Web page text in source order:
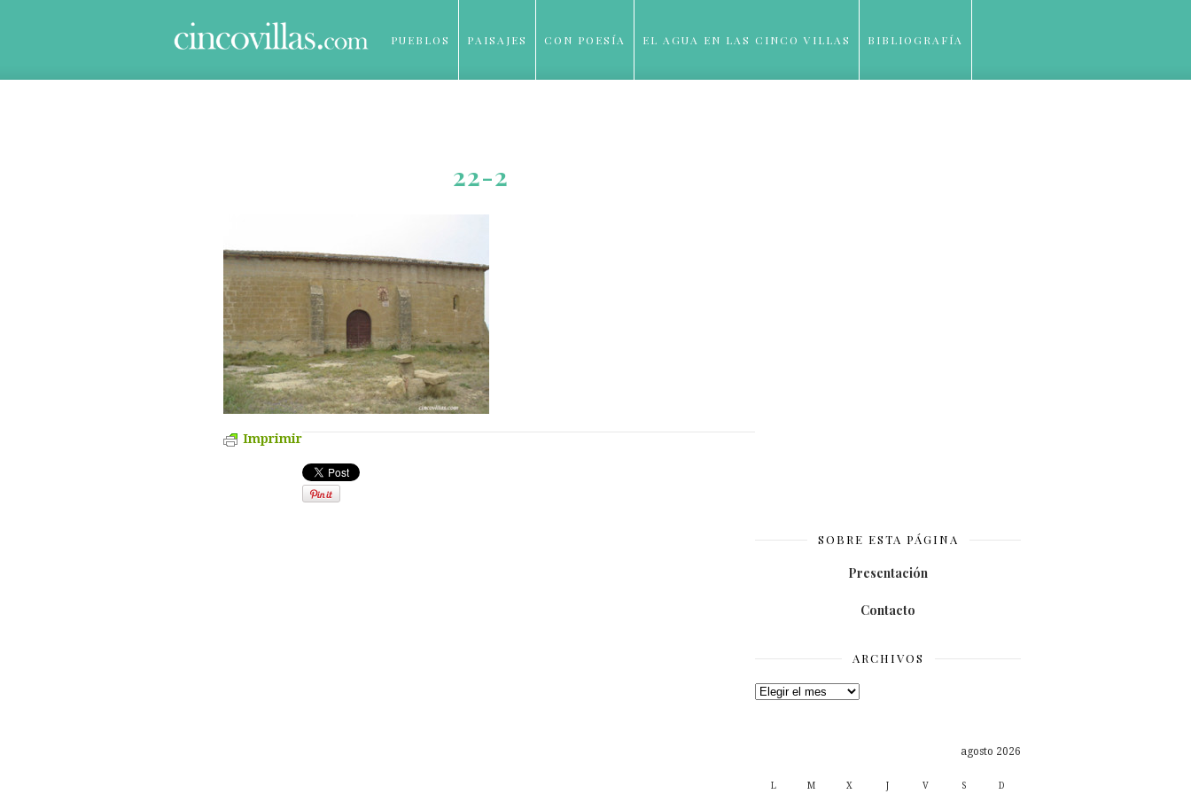
PUEBLOS PAISAJES CON POESÍA EL AGUA EN LAS CINCO VILLAS BIBLIOGRAFÍA
22-2
Imprimir
SOBRE ESTA PÁGINA
Presentación
Contacto
ARCHIVOS
Archivos
agosto 2026
L M X J V S D